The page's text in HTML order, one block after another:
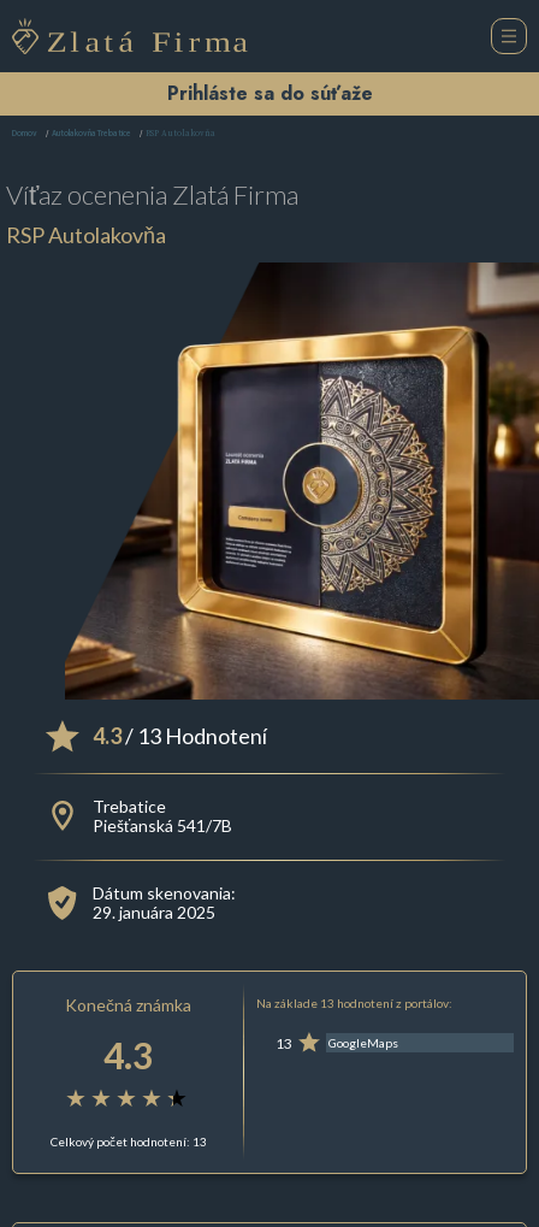
Prihláste sa do súťaže
Domov Autolakovňa Trebatice RSP Autolakovňa
Víťaz ocenenia Zlatá Firma
RSP Autolakovňa
4.3/ 13 Hodnotení
Trebatice
Piešťanská 541/7B
Dátum skenovania:
29. januára 2025
Konečná známka
4.3
Celkový počet hodnotení: 13
Na základe 13 hodnotení z portálov:
13 GoogleMaps